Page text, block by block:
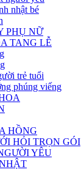
nhật bé
PHỤ NỮ
TANG LỄ
trẻ tuổi
phúng viếng
HỒNG
HỎI TRỌN GÓI
YÊU